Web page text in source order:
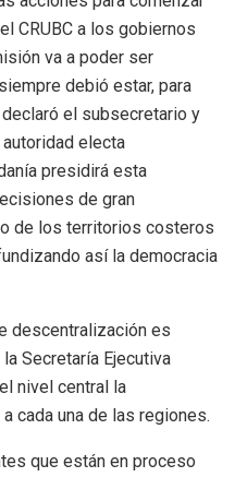
CRUBC a los gobiernos
va a poder ser
debió estar, para
el subsecretario y
autoridad electa
presidirá esta
de gran
de los territorios costeros
así la democracia
descentralización es
Secretaría Ejecutiva
nivel central la
cada una de las regiones.
que están en proceso